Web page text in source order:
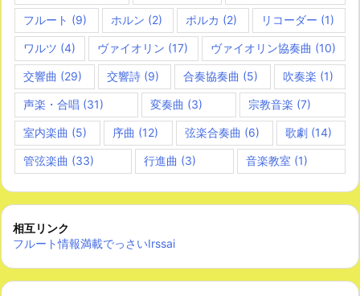
フルート (9) ホルン (2) ポルカ (2) リコーダー (1)
ワルツ (4) ヴァイオリン (17) ヴァイオリン協奏曲 (10)
交響曲 (29) 交響詩(9) 合奏協奏曲 (5) 吹奏楽 (1)
声楽・合唱 (31) 変奏曲 (3) 宗教音楽 (7)
室内楽曲 (5) 序曲 (12) 弦楽合奏曲 (6) 歌劇(14)
管弦楽曲 (33) 行進曲 (3) 音楽教室 (1)
相互リンク
フルート情報満載でっさいIrssai